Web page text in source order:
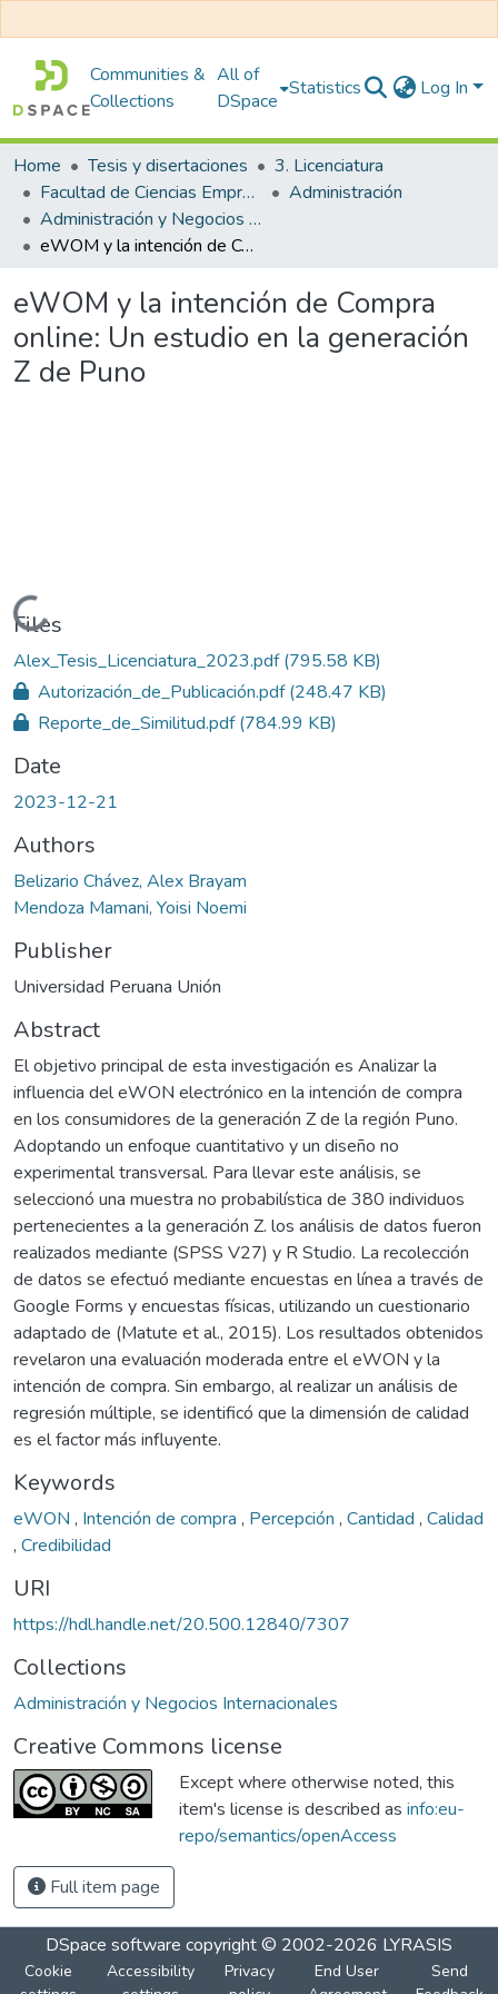
Communities &
Collections
All of
DSpace
Statistics Log In
Home Tesis y disertaciones
3. Licenciatura
Facultad de Ciencias Empresariales
Administración
Administración y Negocios Internacionales
eWOM y la intención de Compra online: Un estudio en la generación Z de Puno
eWOM y la intención de Compra
online: Un estudio en la generación
Z de Puno
Loading...
Files
Alex_Tesis_Licenciatura_2023.pdf(795.58 KB)
Autorización_de_Publicación.pdf(248.47 KB)
Reporte_de_Similitud.pdf(784.99 KB)
Date
2023-12-21
Authors
Belizario Chávez, Alex Brayam
Mendoza Mamani, Yoisi Noemi
Publisher
Universidad Peruana Unión
Abstract
El objetivo principal de esta investigación es Analizar la
influencia del eWON electrónico en la intención de compra
en los consumidores de la generación Z de la región Puno.
Adoptando un enfoque cuantitativo y un diseño no
experimental transversal. Para llevar este análisis, se
seleccionó una muestra no probabilística de 380 individuos
pertenecientes a la generación Z. los análisis de datos fueron
realizados mediante (SPSS V27) y R Studio. La recolección
de datos se efectuó mediante encuestas en línea a través de
Google Forms y encuestas físicas, utilizando un cuestionario
adaptado de (Matute et al., 2015). Los resultados obtenidos
revelaron una evaluación moderada entre el eWON y la
intención de compra. Sin embargo, al realizar un análisis de
regresión múltiple, se identificó que la dimensión de calidad
es el factor más influyente.
Keywords
eWON , Intención de compra , Percepción , Cantidad , Calidad
, Credibilidad
URI
https://hdl.handle.net/20.500.12840/7307
Collections
Administración y Negocios Internacionales
Creative Commons license
Except where otherwise noted, this
item's license is described as info:eu-
repo/semantics/openAccess
Full item page
DSpace software copyright © 2002-2026 LYRASIS
Cookie
Accessibility
Privacy
End User
Send